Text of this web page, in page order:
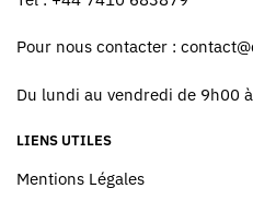
Pour nous contacter :
Du lundi au vendredi de 9h00
LIENS UTILES
Mentions Légales